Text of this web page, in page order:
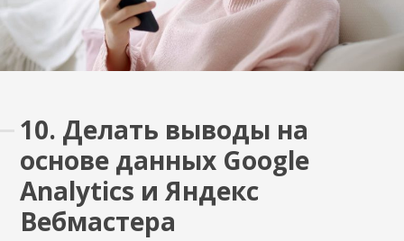
тексте указывают цену,
…
10. Делать выводы на
основе данных Google
Analytics и Яндекс
Вебмастера